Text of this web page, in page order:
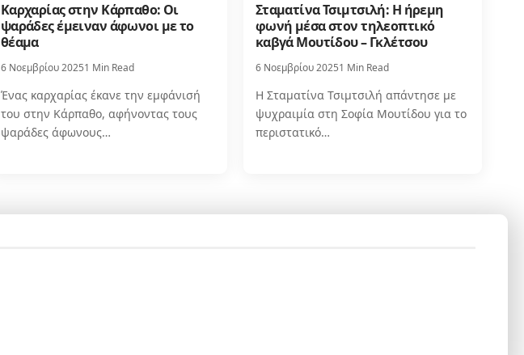
Καρχαρίας στην Κάρπαθο: Οι
ψαράδες έμειναν άφωνοι με το
θέαμα
6 Νοεμβρίου 20251 Min Read
Ένας καρχαρίας έκανε την εμφάνισή
του στην Κάρπαθο, αφήνοντας τους
ψαράδες άφωνους…
Σταματίνα Τσιμτσιλή: Η ήρεμη
φωνή μέσα στον τηλεοπτικό
καβγά Μουτίδου – Γκλέτσου
6 Νοεμβρίου 20251 Min Read
Η Σταματίνα Τσιμτσιλή απάντησε με
ψυχραιμία στη Σοφία Μουτίδου για το
περιστατικό…